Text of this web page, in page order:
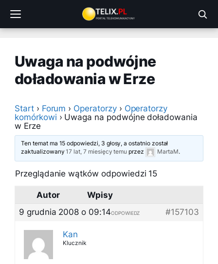
treści
Uwaga na podwójne
doładowania w Erze
Start › Forum › Operatorzy › Operatorzy
komórkowi › Uwaga na podwójne doładowania
w Erze
Ten temat ma 15 odpowiedzi, 3 głosy, a ostatnio został
zaktualizowany17 lat, 7 miesięcy temu przez MartaM.
Przeglądanie wątków odpowiedzi 15
Autor
Wpisy
9 grudnia 2008 o 09:14
#157103
ODPOWIEDZ
Kan
Klucznik